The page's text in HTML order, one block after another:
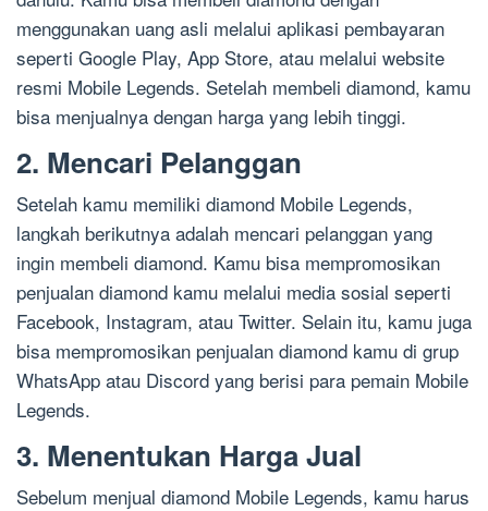
menggunakan uang asli melalui aplikasi pembayaran
seperti Google Play, App Store, atau melalui website
resmi Mobile Legends. Setelah membeli diamond, kamu
bisa menjualnya dengan harga yang lebih tinggi.
2. Mencari Pelanggan
Setelah kamu memiliki diamond Mobile Legends,
langkah berikutnya adalah mencari pelanggan yang
ingin membeli diamond. Kamu bisa mempromosikan
penjualan diamond kamu melalui media sosial seperti
Facebook, Instagram, atau Twitter. Selain itu, kamu juga
bisa mempromosikan penjualan diamond kamu di grup
WhatsApp atau Discord yang berisi para pemain Mobile
Legends.
3. Menentukan Harga Jual
Sebelum menjual diamond Mobile Legends, kamu harus